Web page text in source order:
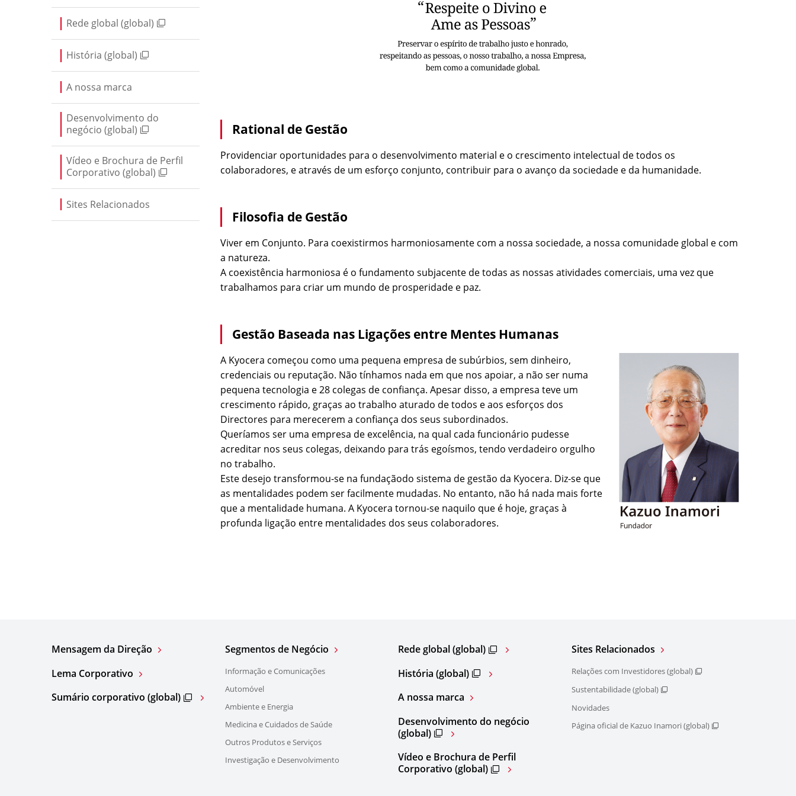
Rational de Gestão
Providenciar oportunidades para o desenvolvimento material e o crescimento intelectual de todos os
colaboradores, e através de um esforço conjunto, contribuir para o avanço da sociedade e da humanidade.
Filosofia de Gestão
Viver em Conjunto. Para coexistirmos harmoniosamente com a nossa sociedade, a nossa comunidade global e com
a natureza.
A coexistência harmoniosa é o fundamento subjacente de todas as nossas atividades comerciais, uma vez que
trabalhamos para criar um mundo de prosperidade e paz.
Gestão Baseada nas Ligações entre Mentes Humanas
A Kyocera começou como uma pequena empresa de subúrbios, sem dinheiro,
credenciais ou reputação. Não tínhamos nada em que nos apoiar, a não ser numa
pequena tecnologia e 28 colegas de confiança. Apesar disso, a empresa teve um
crescimento rápido, graças ao trabalho aturado de todos e aos esforços dos
Directores para merecerem a confiança dos seus subordinados.
Queríamos ser uma empresa de excelência, na qual cada funcionário pudesse
acreditar nos seus colegas, deixando para trás egoísmos, tendo verdadeiro orgulho
no trabalho.
Este desejo transformou-se na fundaçãodo sistema de gestão da Kyocera. Diz-se que
as mentalidades podem ser facilmente mudadas. No entanto, não há nada mais forte
que a mentalidade humana. A Kyocera tornou-se naquilo que é hoje, graças à
profunda ligação entre mentalidades dos seus colaboradores.
Rede global (global)
História (global)
A nossa marca
Desenvolvimento do
negócio (global)
Vídeo e Brochura de Perfil
Corporativo (global)
Sites Relacionados
Mensagem da Direção
Lema Corporativo
Sumário corporativo (global)
Segmentos de Negócio
Informação e Comunicações
Automóvel
Ambiente e Energia
Medicina e Cuidados de Saúde
Outros Produtos e Serviços
Investigação e Desenvolvimento
Rede global (global)
História (global)
A nossa marca
Desenvolvimento do negócio
(global)
Vídeo e Brochura de Perfil
Corporativo (global)
Sites Relacionados
Relações com Investidores (global)
Sustentabilidade (global)
Novidades
Página oficial de Kazuo Inamori (global)